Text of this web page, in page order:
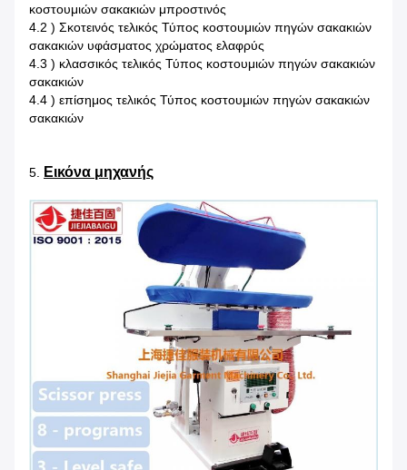
κοστουμιών σακακιών μπροστινός
4.2 ) Σκοτεινός τελικός Τύπος κοστουμιών πηγών σακακιών
σακακιών υφάσματος χρώματος ελαφρύς
4.3 ) κλασσικός τελικός Τύπος κοστουμιών πηγών σακακιών
σακακιών
4.4 ) επίσημος τελικός Τύπος κοστουμιών πηγών σακακιών
σακακιών
5. Εικόνα μηχανής